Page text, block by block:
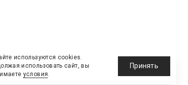
используются cookies.
использовать сайт, вы
условия.
Принять